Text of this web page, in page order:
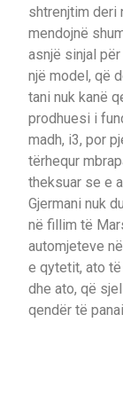
shtrenjtim deri
mendojnë
asnjë sinjal
një model, që
tani nuk kanë
prodhuesi i
madh, i3, por
tërhequr
theksuar se e
Gjermani nuk
në fillim të
automjeteve
e qytetit, ato
dhe ato, që
qendër të